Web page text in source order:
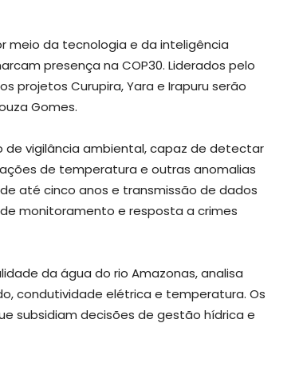
meio da tecnologia e da inteligência
presença na COP30. Liderados pelo
projetos Curupira, Yara e Irapuru serão
Gomes.
vigilância ambiental, capaz de detectar
de temperatura e outras anomalias
até cinco anos e transmissão de dados
monitoramento e resposta a crimes
da água do rio Amazonas, analisa
condutividade elétrica e temperatura. Os
subsidiam decisões de gestão hídrica e